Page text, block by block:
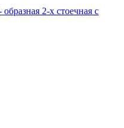
2-х стоечная с